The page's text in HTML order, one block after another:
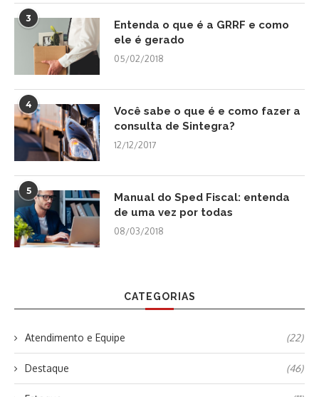
3
Entenda o que é a GRRF e como
ele é gerado
05/02/2018
4
Você sabe o que é e como fazer a
consulta de Sintegra?
12/12/2017
5
Manual do Sped Fiscal: entenda
de uma vez por todas
08/03/2018
CATEGORIAS
Atendimento e Equipe (22)
Destaque (46)